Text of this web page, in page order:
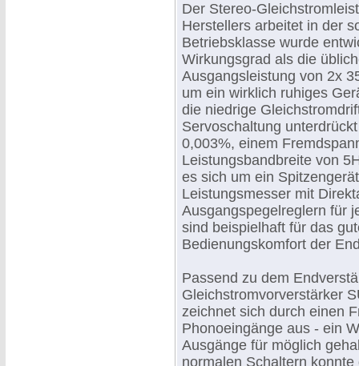
Der Stereo-
Herstellers arbeitet in der
Betriebsklasse wurde
Wirkungsgrad als die
Ausgangsleistung von 2x
um ein wirklich ruhiges
die niedrige
Servoschaltung
0,003%, einem
Leistungsbandbreite von
es sich um ein
Leistungsmesser mit
Ausgangspegelreglern für
sind beispielhaft für das
Bedienungskomfort der
Passend zu dem
Gleichstromvorverstärker
zeichnet sich durch einen
Phonoeingänge aus - ein
Ausgänge für möglich
normalen Schaltern